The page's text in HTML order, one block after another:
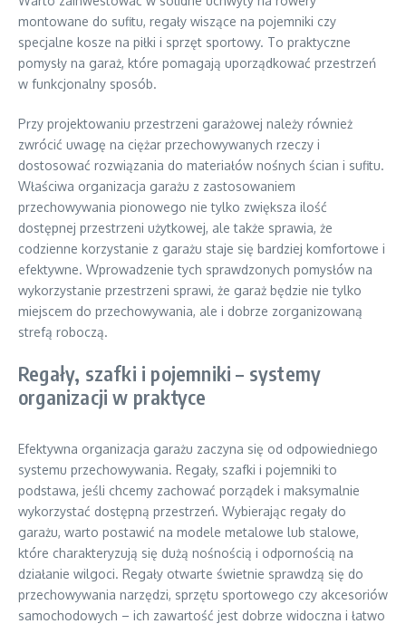
montowane do sufitu, regały wiszące na pojemniki czy
specjalne kosze na piłki i sprzęt sportowy. To praktyczne
pomysły na garaż, które pomagają uporządkować przestrzeń
w funkcjonalny sposób.
Przy projektowaniu przestrzeni garażowej należy również
zwrócić uwagę na ciężar przechowywanych rzeczy i
dostosować rozwiązania do materiałów nośnych ścian i sufitu.
Właściwa organizacja garażu z zastosowaniem
przechowywania pionowego nie tylko zwiększa ilość
dostępnej przestrzeni użytkowej, ale także sprawia, że
codzienne korzystanie z garażu staje się bardziej komfortowe i
efektywne. Wprowadzenie tych sprawdzonych pomysłów na
wykorzystanie przestrzeni sprawi, że garaż będzie nie tylko
miejscem do przechowywania, ale i dobrze zorganizowaną
strefą roboczą.
Regały, szafki i pojemniki – systemy
organizacji w praktyce
Efektywna organizacja garażu zaczyna się od odpowiedniego
systemu przechowywania. Regały, szafki i pojemniki to
podstawa, jeśli chcemy zachować porządek i maksymalnie
wykorzystać dostępną przestrzeń. Wybierając regały do
garażu, warto postawić na modele metalowe lub stalowe,
które charakteryzują się dużą nośnością i odpornością na
działanie wilgoci. Regały otwarte świetnie sprawdzą się do
przechowywania narzędzi, sprzętu sportowego czy akcesoriów
samochodowych – ich zawartość jest dobrze widoczna i łatwo